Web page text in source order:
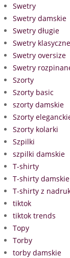
Swetry
Swetry damskie
Swetry długie
Swetry klasyczne
Swetry oversize
Swetry
Szorty
Szorty basic
szorty damskie
Szorty
Szorty kolarki
Szpilki
szpilki damskie
T-shirty
T-shirty damskie
T-shirty z
tiktok
tiktok trends
Topy
Torby
torby damskie